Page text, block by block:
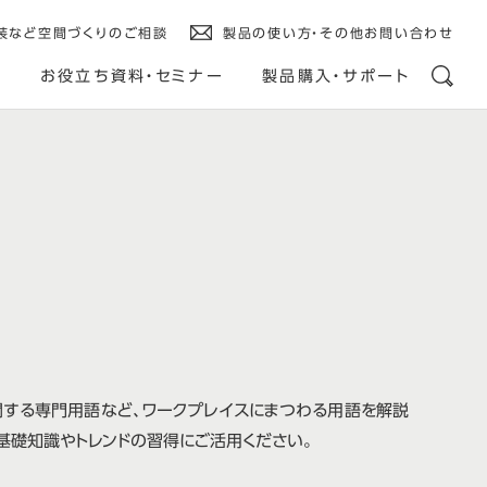
など空間づくりのご相談 製品の使い方・その他お問い合わせ
お役立ち資料・セミナー 製品購入・サポート
る専門用語など、ワークプレイスにまつわる用語を解説
礎知識やトレンドの習得にご活用ください。